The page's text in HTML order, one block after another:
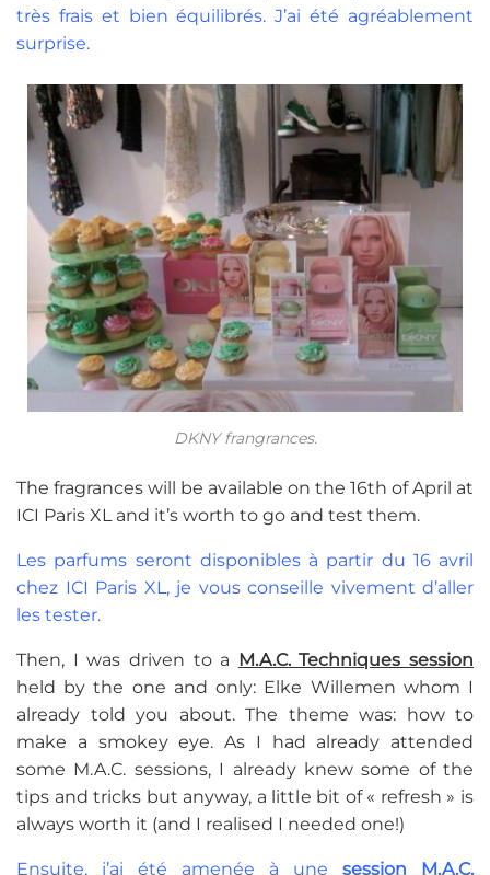
très frais et bien équilibrés. J’ai été agréablement
surprise.
DKNY frangrances.
The fragrances will be available on the 16th of April at
ICI Paris XL and it’s worth to go and test them.
Les parfums seront disponibles à partir du 16 avril
chez ICI Paris XL, je vous conseille vivement d’aller
les tester.
Then, I was driven to a M.A.C. Techniques session
held by the one and only: Elke Willemen whom I
already told you about. The theme was: how to
make a smokey eye. As I had already attended
some M.A.C. sessions, I already knew some of the
tips and tricks but anyway, a little bit of « refresh » is
always worth it (and I realised I needed one!)
Ensuite, j’ai été amenée à une session M.A.C.